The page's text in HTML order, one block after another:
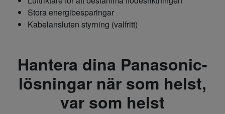
Stora energibesparingar
Kabelansluten styrning (valfritt)
Hantera dina Panasonic-
lösningar när som helst,
var som helst